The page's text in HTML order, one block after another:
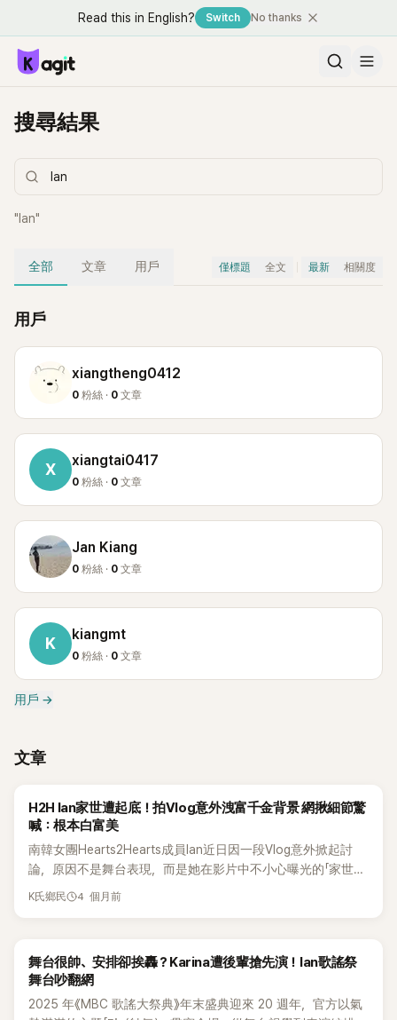
Read this in English? Switch No thanks
搜尋結果
" Ian"
全部 文章 用戶 僅標題 全文 最新 相關度
用戶
xiangtheng0412
0 粉絲 · 0 文章
X xiangtai0417
0 粉絲 · 0 文章
Jan Kiang
0 粉絲 · 0 文章
K kiangmt
0 粉絲 · 0 文章
用戶 →
文章
H2H Ian家世遭起底！拍Vlog意外洩富千金背景 網揪細節驚
喊：根本白富美
南韓女團Hearts2Hearts成員Ian近日因一段Vlog意外掀起討
論，原因不是舞台表現，而是她在影片中不小心曝光的「家世背
景」，讓不少粉絲看完直呼：「果然不是一般人！」 Ian日前公開
背景似乎藏了亮點。 其中一幕是在家用車內拍攝，網友注意到
座椅頭枕上疑似出現瑪莎拉蒂（Maserati）標誌，立刻引發熱
烈猜測，認為Ian可能出身家境優渥，甚至直指她是「真富家千
K氏鄉民 4 個月前
舞台很帥、安排卻挨轟？Karina遭後輩搶先演！Ian歌謠祭
舞台吵翻網
2025 年《MBC 歌謠大祭典》年末盛典迎來 20 週年，官方以氣